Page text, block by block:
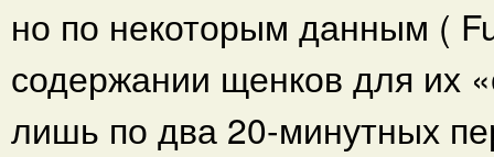
но по некоторым данным (
содержании щенков для их
лишь по два 20-минутных